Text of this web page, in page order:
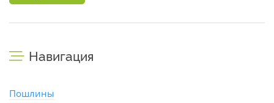
Навигация
Пошлины